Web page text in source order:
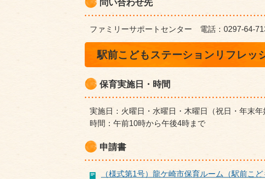
問い合わせ先
ファミリーサポートセンター 電話：0297-64-
駅前こどもステーションリフレッ
保育実施日・時間
実施日：火曜日・水曜日・木曜日（祝日・年末年
時間：午前10時から午後4時まで
申請書
（様式第1号）龍ケ崎市保育ルーム（駅前こ